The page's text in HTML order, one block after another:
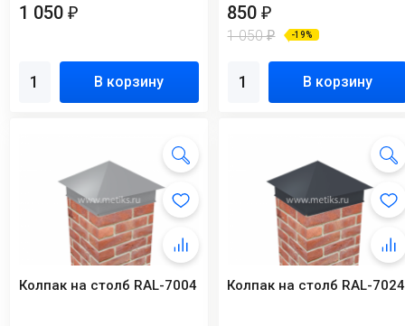
1 050 ₽
В корзину
850₽
1 050₽ -19%
В корзину
Колпак на столб RAL-7004 Колпак на столб RAL-7024